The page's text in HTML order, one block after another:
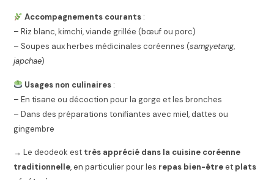
Accompagnements courants :
– Riz blanc, kimchi, viande grillée (bœuf ou porc)
– Soupes aux herbes médicinales coréennes (samgyetang,
japchae)
Usages non culinaires :
– En tisane ou décoction pour la gorge et les bronches
– Dans des préparations tonifiantes avec miel, dattes ou
gingembre
→ Le deodeok est très apprécié dans la cuisine coréenne
traditionnelle, en particulier pour les repas bien-êtreet plats